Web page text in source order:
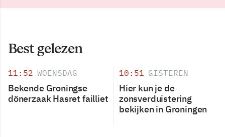
Best gelezen
11:52 WOENSDAG
Bekende Groningse
dönerzaak Hasret failliet
10:51 GISTEREN
Hier kun je de
zonsverduistering
bekijken in Groningen